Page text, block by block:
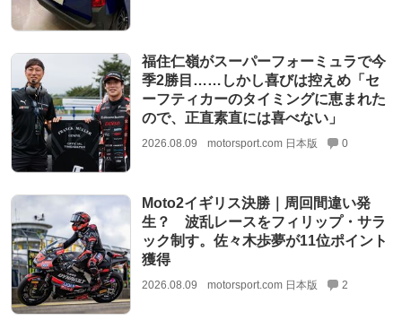
福住仁嶺がスーパーフォーミュラで今
季2勝目……しかし喜びは控えめ「セ
ーフティカーのタイミングに恵まれた
ので、正直素直には喜べない」
2026.08.09 motorsport.com 日本版 0
Moto2イギリス決勝｜周回間違い発
生？ 波乱レースをフィリップ・サラ
ック制す。佐々木歩夢が11位ポイント
獲得
2026.08.09 motorsport.com 日本版 2